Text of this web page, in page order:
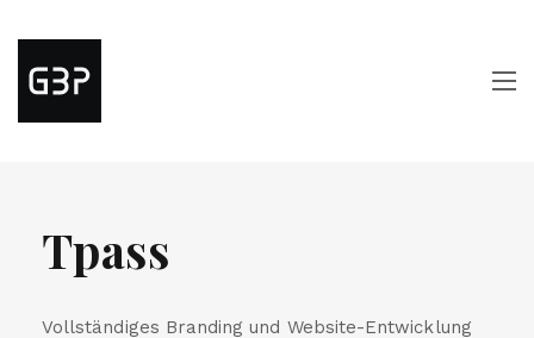
Tpass
Vollständiges Branding und Website-Entwicklung